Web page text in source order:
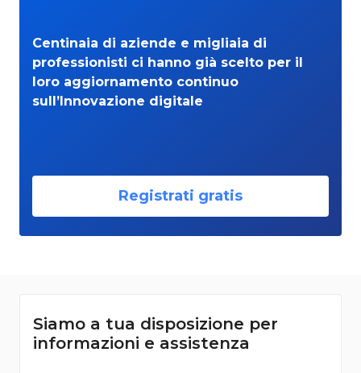
Centinaia di aziende e migliaia di
professionisti ci hanno già scelto per il
loro aggiornamento continuo
sull’Innovazione digitale
Registrati gratis
Siamo a tua disposizione per
informazioni e assistenza